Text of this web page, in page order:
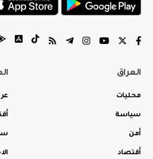
العراق
محليات
سياسة
أمن
أقتصاد